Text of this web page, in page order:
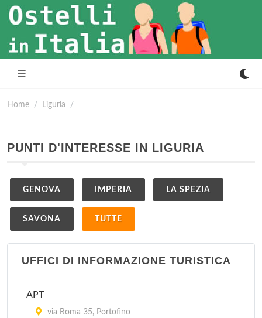
Home Liguria
PUNTI D'INTERESSE IN LIGURIA
GENOVA IMPERIA LA SPEZIA
SAVONA TUTTE
UFFICI DI INFORMAZIONE TURISTICA
APT
via Roma 35, Portofino